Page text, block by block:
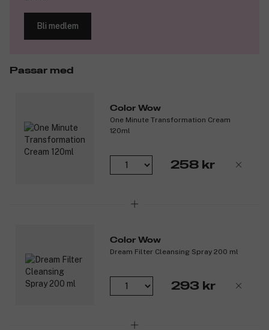
Bli medlem
Passar med
Color Wow
One Minute Transformation Cream
120ml
258 kr
Color Wow
Dream Filter Cleansing Spray 200 ml
293 kr